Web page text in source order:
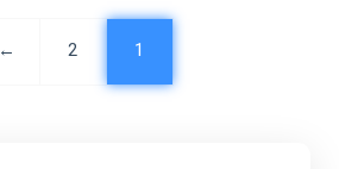
1
2
←